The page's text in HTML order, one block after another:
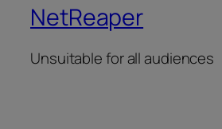
NetReaper
Unsuitable for all audiences